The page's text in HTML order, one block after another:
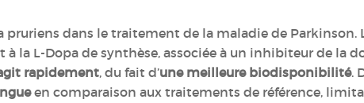
dans le traitement de la maladie de Parkinson.
à la L-Dopa de synthèse, associée à un inhibiteur de la
rapidement, du fait d’une meilleure biodisponibilité.
en comparaison aux traitements de référence,